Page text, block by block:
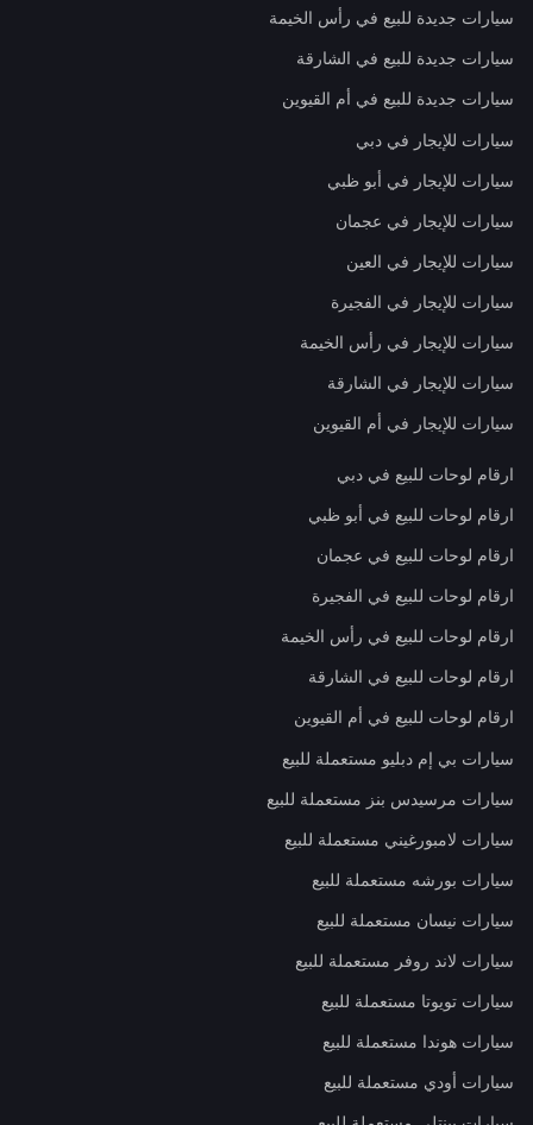
سيارات جديدة للبيع في رأس الخيمة
سيارات جديدة للبيع في الشارقة
سيارات جديدة للبيع في أم القيوين
سيارات للإيجار في دبي
سيارات للإيجار في أبو ظبي
سيارات للإيجار في عجمان
سيارات للإيجار في العين
سيارات للإيجار في الفجيرة
سيارات للإيجار في رأس الخيمة
سيارات للإيجار في الشارقة
سيارات للإيجار في أم القيوين
ارقام لوحات للبيع في دبي
ارقام لوحات للبيع في أبو ظبي
ارقام لوحات للبيع في عجمان
ارقام لوحات للبيع في الفجيرة
ارقام لوحات للبيع في رأس الخيمة
ارقام لوحات للبيع في الشارقة
ارقام لوحات للبيع في أم القيوين
سيارات بي إم دبليو مستعملة للبيع
سيارات مرسيدس بنز مستعملة للبيع
سيارات لامبورغيني مستعملة للبيع
سيارات بورشه مستعملة للبيع
سيارات نيسان مستعملة للبيع
سيارات لاند روفر مستعملة للبيع
سيارات تويوتا مستعملة للبيع
سيارات هوندا مستعملة للبيع
سيارات أودي مستعملة للبيع